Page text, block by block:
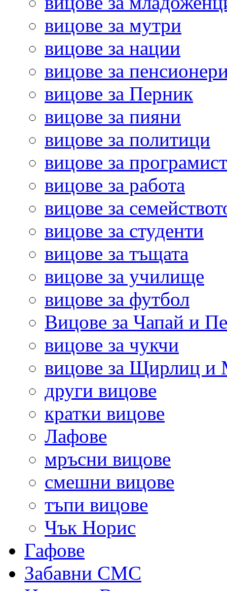
вицове за мутри
вицове за нации
вицове за
вицове за Перник
вицове за пияни
вицове за политици
вицове за
вицове за работа
вицове за
вицове за студенти
вицове за тъщата
вицове за училище
вицове за футбол
Вицове за Чапай и
вицове за чукчи
вицове за Щирлиц
други вицове
кратки вицове
Лафове
мръсни вицове
смешни вицове
тъпи вицове
Чък Норис
Гафове
Забавни СМС